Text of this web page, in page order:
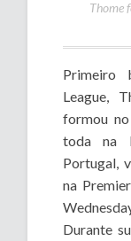
Thome
Primeiro
League,
formou
toda na
Portugal,
na
Durante